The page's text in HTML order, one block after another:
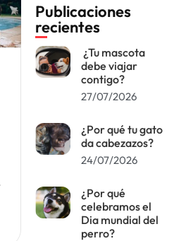
Publicaciones
recientes
¿Tu mascota
debe viajar
contigo?
27/07/2026
¿Por qué tu gato
da cabezazos?
24/07/2026
¿Por qué
celebramos el
Dia mundial del
perro?